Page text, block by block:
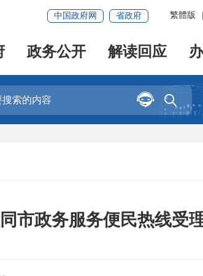
繁體版
中国政府网 省政府
政务公开 解读回应


市政务服务便民热线受